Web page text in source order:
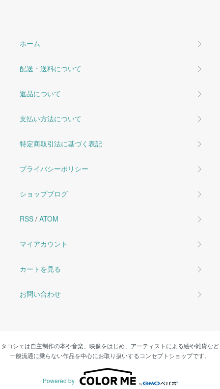
ホーム
配送・送料について
返品について
支払い方法について
特定商取引法に基づく表記
プライバシーポリシー
ショップブログ
RSS / ATOM
マイアカウント
カートを見る
お問い合わせ
タコシェは自主制作の本や音楽、映像をはじめ、アーティストによる絵や雑貨など
一般流通に乗らない作品を中心にお取り扱いするコンセプトショップです。
Powered by